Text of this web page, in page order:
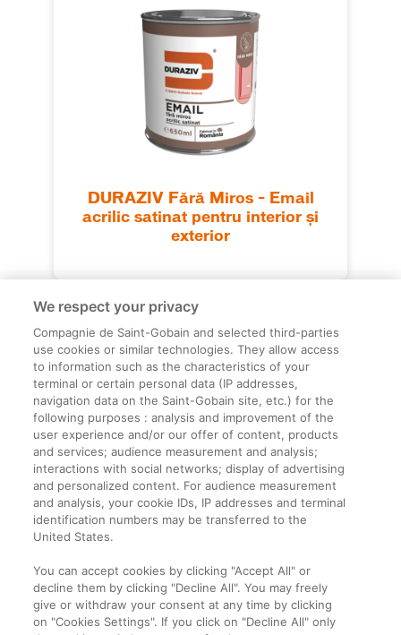
DURAZIV Fără Miros – Email
acrilic satinat pentru interior şi
exterior
Informații legale
Termeni și condiții
Companie
Despre noi
Contact
We respect your privacy
Compagnie de Saint-Gobain and selected third-parties
use cookies or similar technologies. They allow access
to information such as the characteristics of your
terminal or certain personal data (IP addresses,
navigation data on the Saint-Gobain site, etc.) for the
following purposes : analysis and improvement of the
user experience and/or our offer of content, products
and services; audience measurement and analysis;
interactions with social networks; display of advertising
and personalized content. For audience measurement
and analysis, your cookie IDs, IP addresses and terminal
identification numbers may be transferred to the
United States.
You can accept cookies by clicking "Accept All" or
decline them by clicking "Decline All". You may freely
give or withdraw your consent at any time by clicking
on "Cookies Settings". If you click on "Decline All" only